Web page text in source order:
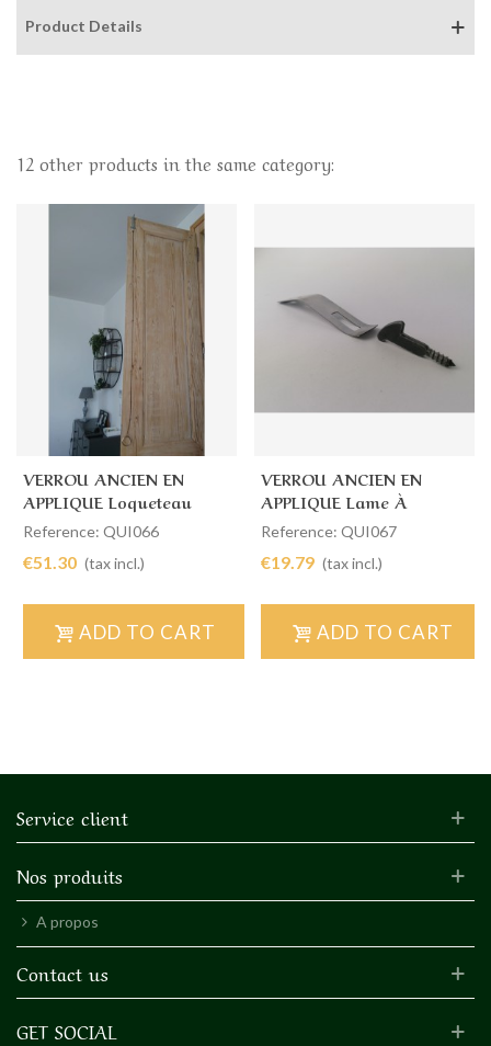
Product Details
12 other products in the same category:
VERROU ANCIEN EN
APPLIQUE Loqueteau
Pour Placard Avec
Anneau Et Fil Torsadé
Reference: QUI066
€51.30 (tax incl.)
ADD TO CART
VERROU ANCIEN EN
APPLIQUE Lame À
Ressort De Placard 22 X
Reference: QUI067
€19.79 (tax incl.)
ADD TO CART
Service client
Nos produits
A propos
Contact us
GET SOCIAL